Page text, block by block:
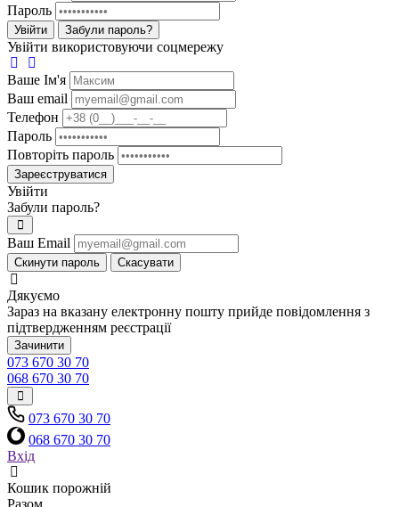
Пароль
Увійти Забули пароль?
Увійти використовуючи соцмережу
Ваше Iм'я
Ваш email
Телефон
Пароль
Повторіть пароль
Зареєструватися
Увійти
Забули пароль?
Ваш Email
Скинути пароль Скасувати
Дякуємо
Зараз на вказану електронну пошту прийде повідомлення з
підтвердженням реєстрації
Зачинити
073 670 30 70
068 670 30 70
073 670 30 70
068 670 30 70
Вхід
Кошик порожній
Разом